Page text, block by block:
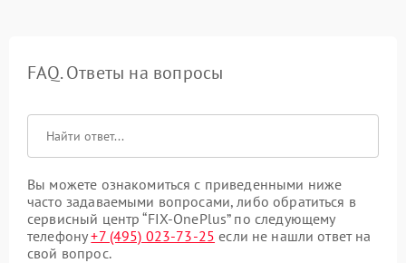
FAQ. Ответы на вопросы
Вы можете ознакомиться с приведенными ниже
часто задаваемыми вопросами, либо обратиться в
сервисный центр “FIX-OnePlus” по следующему
телефону+7 (495) 023-73-25 если не нашли ответ на
свой вопрос.